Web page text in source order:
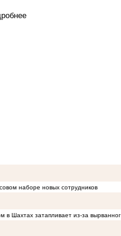
наборе новых сотрудников
в Шахтах затапливает из-за